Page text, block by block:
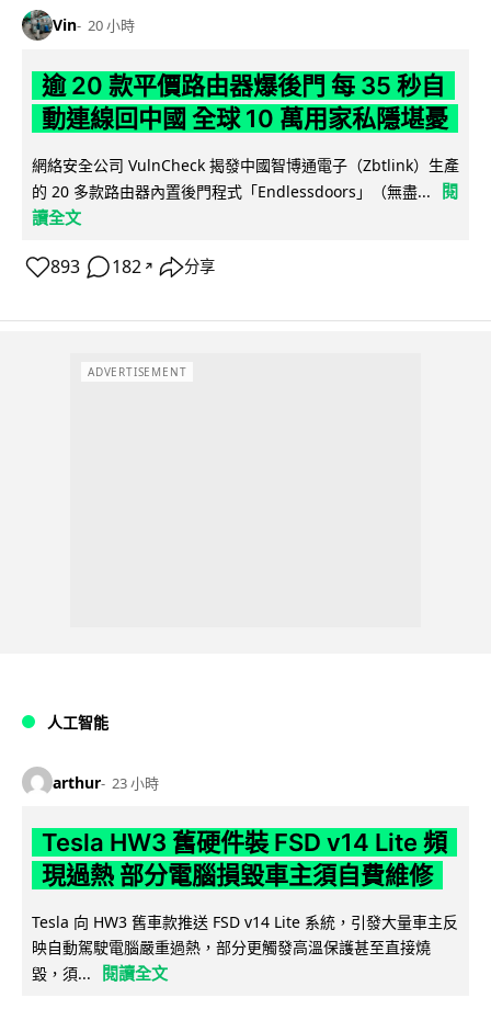
Vin 20 小時
逾 20 款平價路由器爆後門 每 35 秒自
動連線回中國 全球 10 萬用家私隱堪憂
網絡安全公司 VulnCheck 揭發中國智博通電子（Zbtlink）生產
的 20 多款路由器內置後門程式「Endlessdoors」（無盡...
閱
讀全文
893 182 ↗ 分享
ADVERTISEMENT
人工智能
arthur 23 小時
Tesla HW3 舊硬件裝 FSD v14 Lite 頻
現過熱 部分電腦損毀車主須自費維修
Tesla 向 HW3 舊車款推送 FSD v14 Lite 系統，引發大量車主反
映自動駕駛電腦嚴重過熱，部分更觸發高溫保護甚至直接燒
毀，須...
閱讀全文